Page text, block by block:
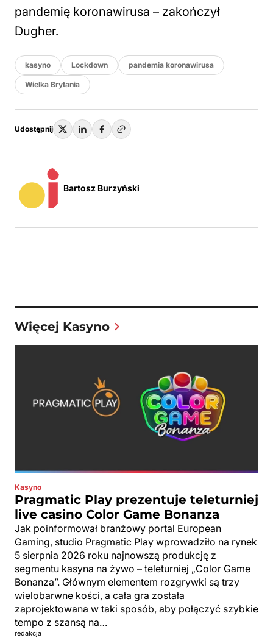
pandemię koronawirusa – zakończył
Dugher.
kasyno Lockdown pandemia koronawirusa
Wielka Brytania
Udostępnij
Bartosz Burzyński
Więcej Kasyno
Kasyno
Pragmatic Play prezentuje teleturniej
live casino Color Game Bonanza
Jak poinformował branżowy portal European
Gaming, studio Pragmatic Play wprowadziło na rynek
5 sierpnia 2026 roku najnowszą produkcję z
segmentu kasyna na żywo – teleturniej „Color Game
Bonanza”. Głównym elementem rozgrywki są trzy
wielobarwne kości, a cała gra została
zaprojektowana w taki sposób, aby połączyć szybkie
tempo z szansą na…
redakcja